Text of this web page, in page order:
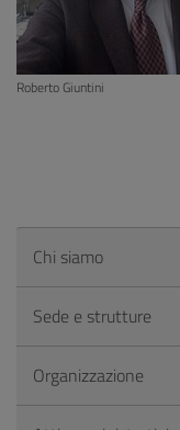
Roberto Giuntini
Chi siamo
Sede e strutture
Organizzazione